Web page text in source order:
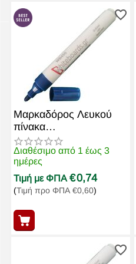
Μαρκαδόρος Λευκού
πίνακα
Επαναγεμιζόμενος
WB450 Μπλε
Διαθέσιμο από 1 έως 3
ημέρες
Τιμή με ΦΠΑ €0,74
(Τιμή προ ΦΠΑ €0,60)